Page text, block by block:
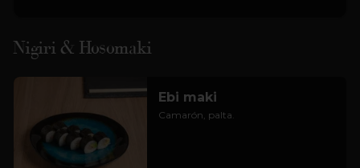
Nigiri & Hosomaki
Ebi maki
Camarón, palta.